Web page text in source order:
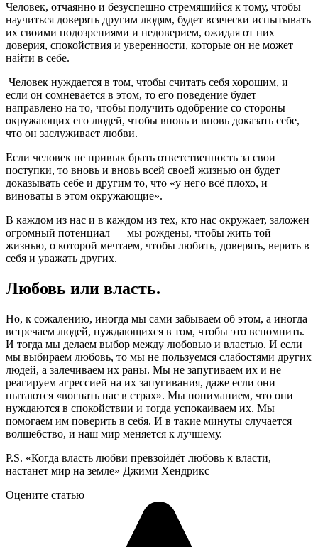
Человек, отчаянно и безуспешно стремящийся к тому, чтобы
научиться доверять другим людям, будет всячески испытывать
их своими подозрениями и недоверием, ожидая от них
доверия, спокойствия и уверенности, которые он не может
найти в себе.
Человек нуждается в том, чтобы считать себя хорошим, и
если он сомневается в этом, то его поведение будет
направлено на то, чтобы получить одобрение со стороны
окружающих его людей, чтобы вновь и вновь доказать себе,
что он заслуживает любви.
Если человек не привык брать ответственность за свои
поступки, то вновь и вновь всей своей жизнью он будет
доказывать себе и другим то, что «у него всё плохо, и
виноваты в этом окружающие».
В каждом из нас и в каждом из тех, кто нас окружает, заложен
огромный потенциал — мы рождены, чтобы жить той
жизнью, о которой мечтаем, чтобы любить, доверять, верить в
себя и уважать других.
Любовь или власть.
Но, к сожалению, иногда мы сами забываем об этом, а иногда
встречаем людей, нуждающихся в том, чтобы это вспомнить.
И тогда мы делаем выбор между любовью и властью. И если
мы выбираем любовь, то мы не пользуемся слабостями других
людей, а залечиваем их раны. Мы не запугиваем их и не
реагируем агрессией на их запугивания, даже если они
пытаются «вогнать нас в страх». Мы пониманием, что они
нуждаются в спокойствии и тогда успокаиваем их. Мы
помогаем им поверить в себя. И в такие минуты случается
волшебство, и наш мир меняется к лучшему.
P.S. «Когда власть любви превзойдёт любовь к власти,
настанет мир на земле» Джими Хендрикс
Оцените статью